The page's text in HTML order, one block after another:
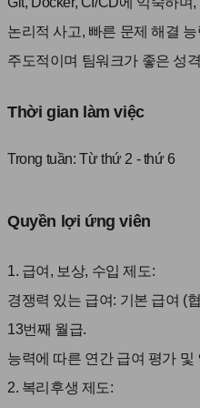
논리적 사고, 빠른 문제 해결 능
주도적이며 팀워크가 좋은 성
Thời gian làm việc
Trong tuần:Từ thứ 2 - thứ 6
Quyền lợi ứng viên
1. 급여, 보상, 수입 제도:
경쟁력 있는 급여: 기본 급여 (
13번째 월급.
능력에 따른 연간 급여 평가 및
2. 복리후생 제도: